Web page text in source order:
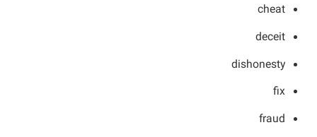
cheat
deceit
dishonesty
fix
fraud